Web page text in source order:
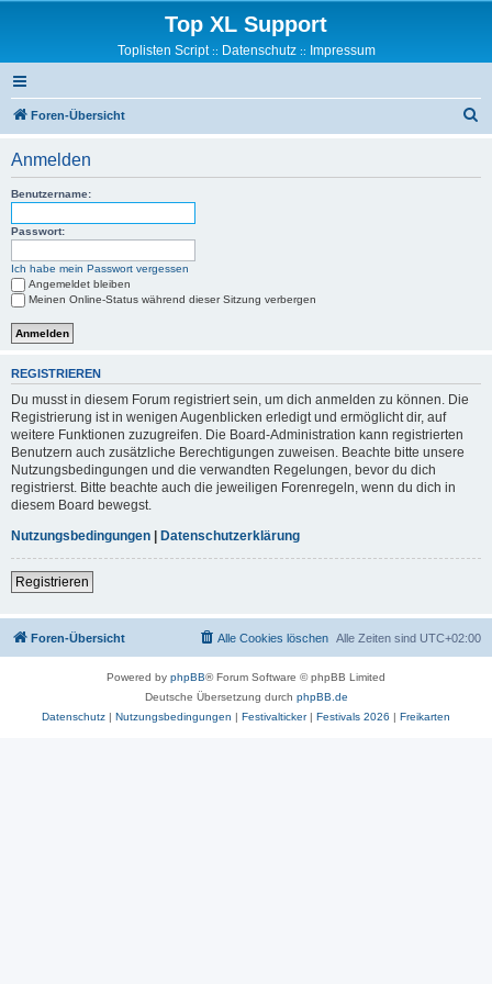
Top XL Support
Toplisten Script:: Datenschutz:: Impressum
Foren-Übersicht
Anmelden
Benutzername:
Passwort:
Ich habe mein Passwort vergessen
Angemeldet bleiben
Meinen Online-Status während dieser Sitzung verbergen
REGISTRIEREN
Du musst in diesem Forum registriert sein, um dich anmelden zu können. Die
Registrierung ist in wenigen Augenblicken erledigt und ermöglicht dir, auf
weitere Funktionen zuzugreifen. Die Board-Administration kann registrierten
Benutzern auch zusätzliche Berechtigungen zuweisen. Beachte bitte unsere
Nutzungsbedingungen und die verwandten Regelungen, bevor du dich
registrierst. Bitte beachte auch die jeweiligen Forenregeln, wenn du dich in
diesem Board bewegst.
Nutzungsbedingungen | Datenschutzerklärung
Registrieren
Foren-Übersicht Alle Zeiten sind UTC+02:00
Alle Cookies löschen
Powered by phpBB® Forum Software © phpBB Limited
Deutsche Übersetzung durch phpBB.de
Datenschutz | Nutzungsbedingungen | Festivalticker| Festivals 2026 | Freikarten